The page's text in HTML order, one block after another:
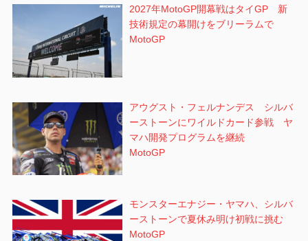
2027年MotoGP開幕戦はタイGP 新
技術規定の幕開けをブリーラムで
MotoGP
アウグスト・フェルナンデス シルバ
ーストーンにワイルドカード参戦 ヤ
マハ開発プログラムを継続
MotoGP
モンスターエナジー・ヤマハ、シルバ
ーストーンで夏休み明け初戦に挑む
MotoGP